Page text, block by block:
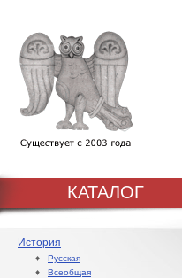
КАТАЛОГ
История
♦ Русская
♦ Всеобщая